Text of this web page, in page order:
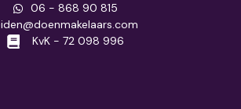
06 - 868 90 815
KvK - 72 098 996